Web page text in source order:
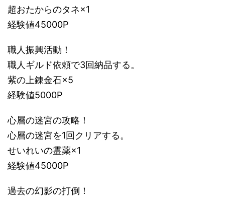
超おたからのタネ×1
経験値45000P
職人振興活動！
職人ギルド依頼で3回納品する。
紫の上錬金石×5
経験値5000P
心層の迷宮の攻略！
心層の迷宮を1回クリアする。
せいれいの霊薬×1
経験値45000P
過去の幻影の打倒！